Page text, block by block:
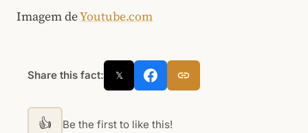
Imagem deYoutube.com
Share this fact: 𝕏
👍 Be the first to like this!